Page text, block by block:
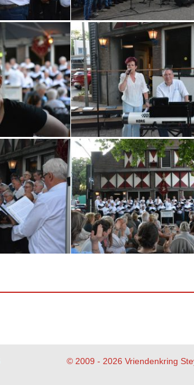
© 2009 - 2026 Vriendenkring